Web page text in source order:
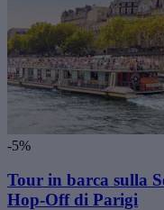
-5%
Tour in barca sulla
Hop-Off di Parigi